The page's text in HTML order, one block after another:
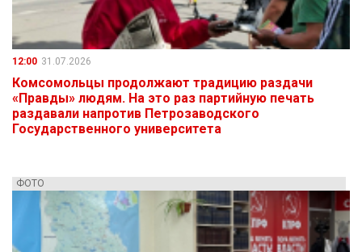
12:00 31.07.2026
Комсомольцы продолжают традицию раздачи
«Правды» людям. На это раз партийную печать
раздавали напротив Петрозаводского
Государственного университета
ФОТО